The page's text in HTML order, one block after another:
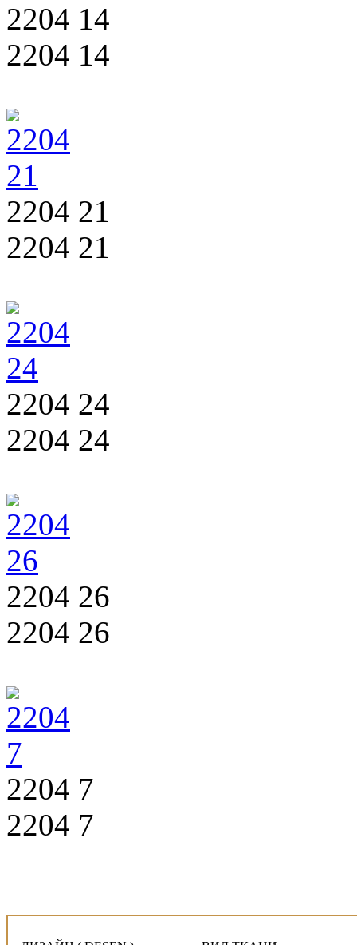
2204 14
2204 14
2204 21
2204 21
2204 24
2204 24
2204 26
2204 26
2204 7
2204 7